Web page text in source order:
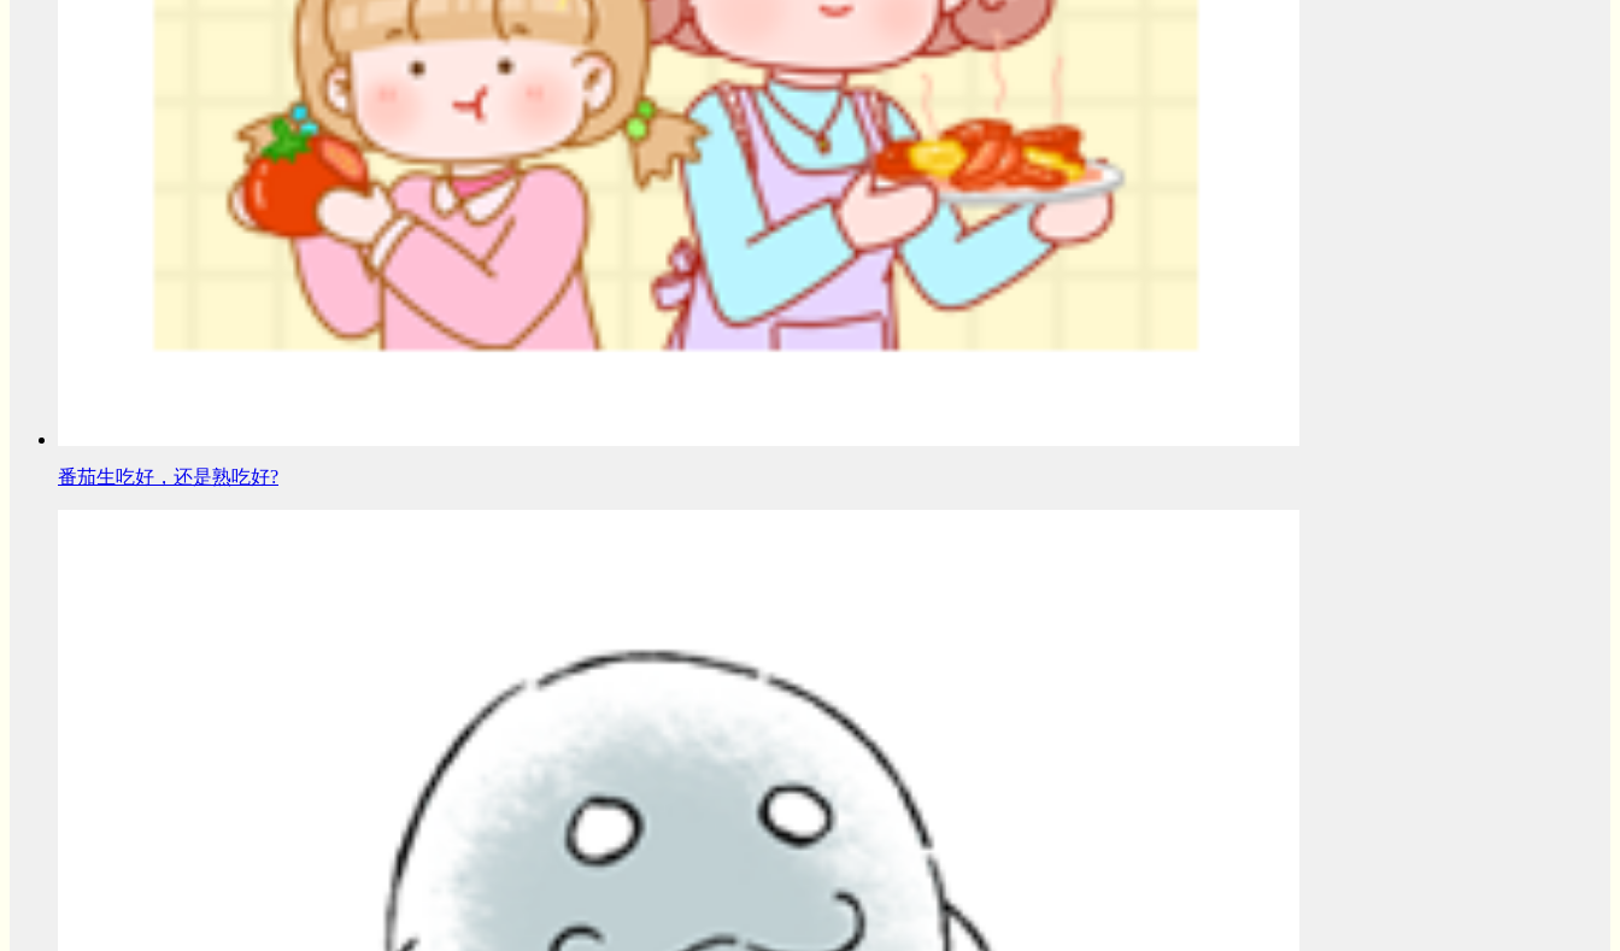
番茄生吃好，还是熟吃好?